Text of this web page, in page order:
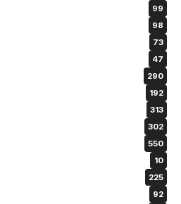
99
98
73
47
290
192
313
302
550
10
225
92